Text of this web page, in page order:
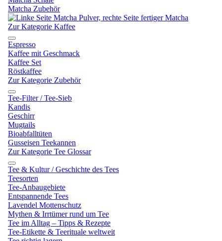
Matcha Zubehör
Zur Kategorie Kaffee
Espresso
Kaffee mit Geschmack
Kaffee Set
Röstkaffee
Zur Kategorie Zubehör
Tee-Filter / Tee-Sieb
Kandis
Geschirr
Mugtails
Bioabfalltüten
Gusseisen Teekannen
Zur Kategorie Tee Glossar
Tee & Kultur / Geschichte des Tees
Teesorten
Tee-Anbaugebiete
Entspannende Tees
Lavendel Mottenschutz
Mythen & Irrtümer rund um Tee
Tee im Alltag – Tipps & Rezepte
Tee-Etikette & Teerituale weltweit